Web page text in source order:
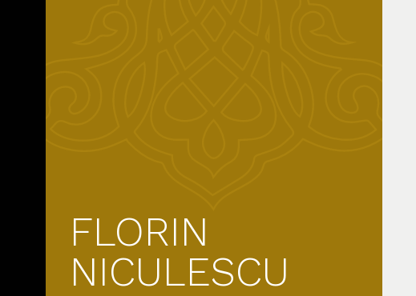
FLORIN
NICULESCU